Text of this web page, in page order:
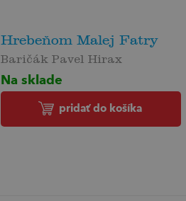
Hrebeňom Malej Fatry
Baričák Pavel Hirax
Na sklade
pridať do košíka